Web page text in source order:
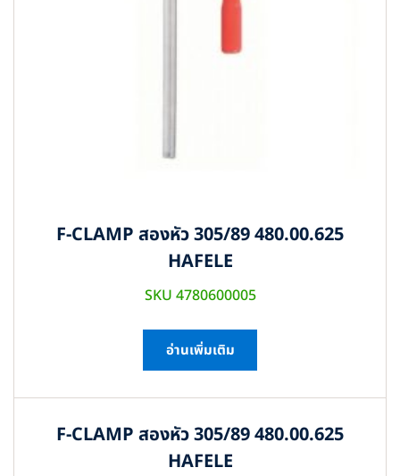
F-CLAMP สองหัว 305/89 480.00.625
HAFELE
SKU 4780600005
อ่านเพิ่มเติม
F-CLAMP สองหัว 305/89 480.00.625
HAFELE